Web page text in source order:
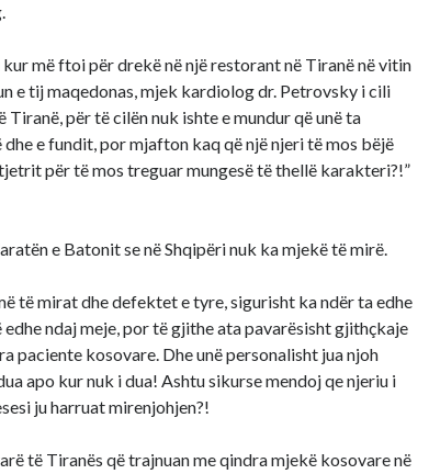
më ftoi për drekë në një restorant në Tiranë në vitin
e tij maqedonas, mjek kardiolog dr. Petrovsky i cili
për të cilën nuk ishte e mundur që unë ta
e fundit, por mjafton kaq që një njeri të mos bëjë
për të mos treguar mungesë të thellë karakteri?!”
e Batonit se në Shqipëri nuk ka mjekë të mirë.
të mirat dhe defektet e tyre, sigurisht ka ndër ta edhe
ndaj meje, por të gjithe ata pavarësisht gjithçkaje
paciente kosovare. Dhe unë personalisht jua njoh
apo kur nuk i dua! Ashtu sikurse mendoj qe njeriu i
ju harruat mirenjohjen?!
të Tiranës që trajnuan me qindra mjekë kosovare në